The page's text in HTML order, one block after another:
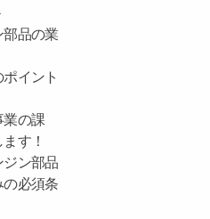
＞
部品の業
イント
業の課
す！
ン部品
必須条